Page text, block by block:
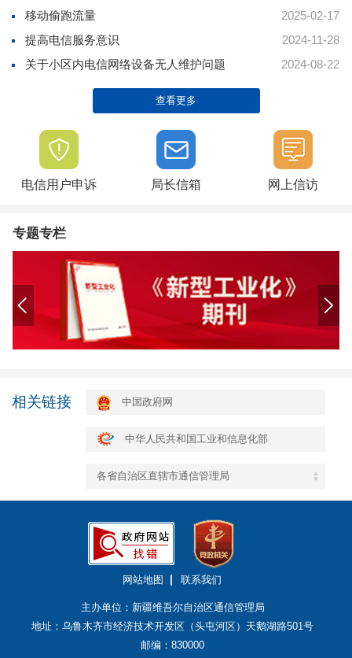
移动偷跑流量
2025-02-17
提高电信服务意识
2024-11-28
关于小区内电信网络设备无人维护问题
2024-08-22
查看更多
电信用户申诉 局长信箱 网上信访
专题专栏
相关链接 中国政府网
中华人民共和国工业和信息化部
各省自治区直辖市通信管理局
网站地图 联系我们
主办单位：新疆维吾尔自治区通信管理局
地址：乌鲁木齐市经济技术开发区（头屯河区）天鹅湖路501号
邮编：830000